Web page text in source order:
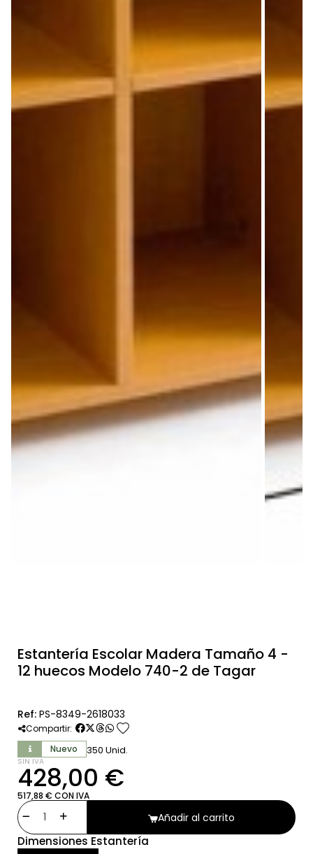
Estantería Escolar Madera Tamaño 4 -
12 huecos Modelo 740-2 de Tagar
Ref: PS-8349-2618033
Compartir: favorite
Nuevo 350 Unid.
SIN IVA
428,00 €
517,88 € CON IVA
Añadir al carrito
Dimensiones Estantería